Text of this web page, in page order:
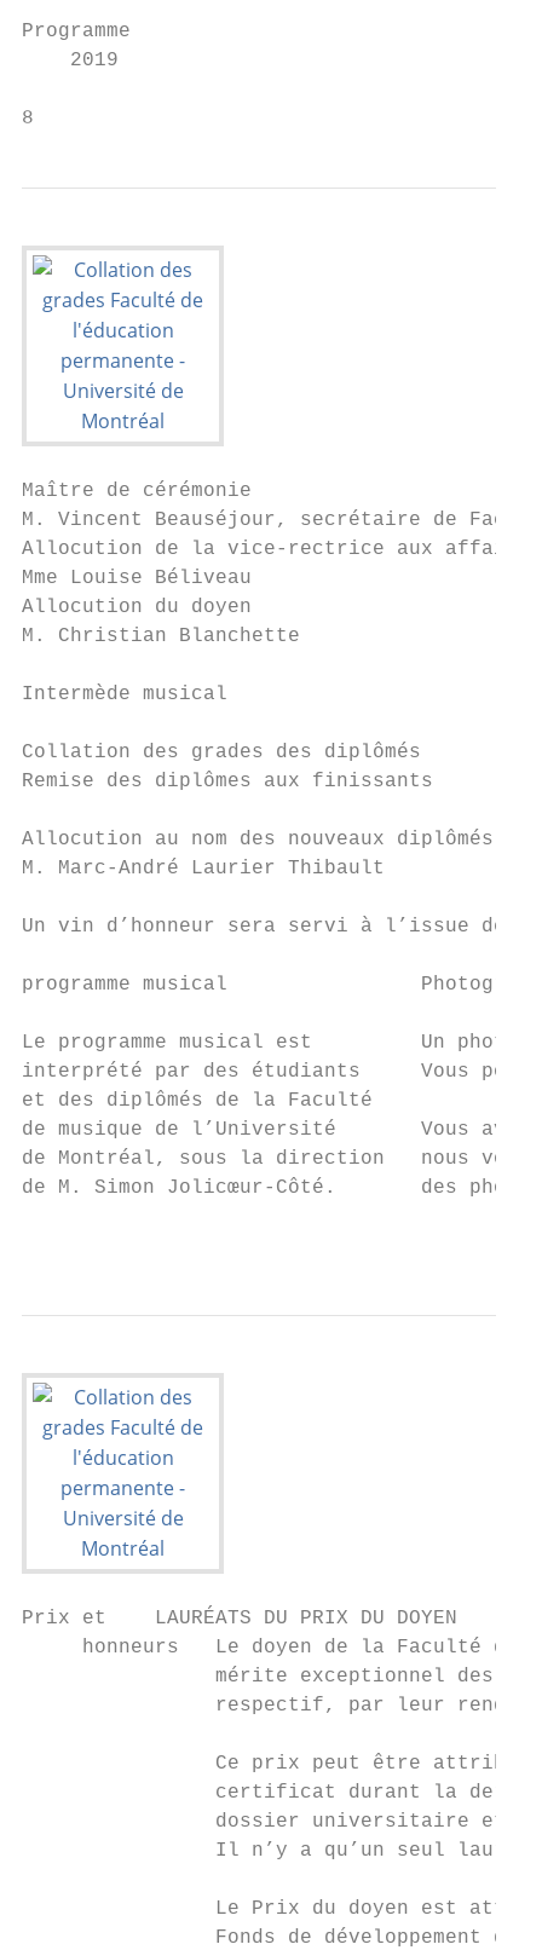
Programme
    2019
8
Maître de cérémonie
M. Vincent Beauséjour, secrétaire de
Allocution de la vice-rectrice aux affaires
Mme Louise Béliveau
Allocution du doyen
M. Christian Blanchette
Intermède musical
Collation des grades des diplômés
Remise des diplômes aux finissants
Allocution au nom des nouveaux diplômés
M. Marc-André Laurier Thibault
Un vin d’honneur sera servi à l’issue de
programme musical
Le programme musical est         Un
interprété par des étudiants     Vous
et des diplômés de la Faculté
de musique de l’Université       Vous
de Montréal, sous la direction   nous
de M. Simon Jolicœur-Côté.       des
Prix et    LAURÉATS DU PRIX DU DOYEN
honneurs   Le doyen de la Faculté de
mérite exceptionnel des
respectif, par leur
Ce prix peut être
certificat durant la
dossier universitaire et
Il n’y a qu’un seul
Le Prix du doyen est
Fonds de développement de